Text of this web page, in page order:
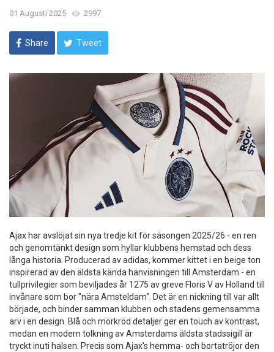
01 Augusti 2025 2997
Share Tweet
Ajax har avslöjat sin nya tredje kit för säsongen 2025/26 - en ren
och genomtänkt design som hyllar klubbens hemstad och dess
långa historia. Producerad av adidas, kommer kittet i en beige ton
inspirerad av den äldsta kända hänvisningen till Amsterdam - en
tullprivilegier som beviljades år 1275 av greve Floris V av Holland till
invånare som bor "nära Amsteldam". Det är en nickning till var allt
började, och binder samman klubben och stadens gemensamma
arv i en design. Blå och mörkröd detaljer ger en touch av kontrast,
medan en modern tolkning av Amsterdams äldsta stadssigill är
tryckt inuti halsen. Precis som Ajax's hemma- och bortatröjor den